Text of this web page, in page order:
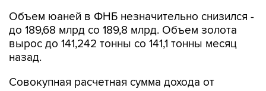
Объем юаней в ФНБ незначительно снизился -
до 189,68 млрд со 189,8 млрд. Объем золота
вырос до 141,242 тонны со 141,1 тонны месяц
назад.
Совокупная расчетная сумма дохода от